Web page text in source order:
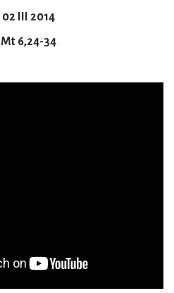
02 III 2014
Mt 6,24-34